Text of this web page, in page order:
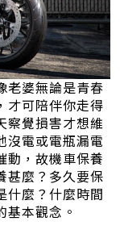
老婆無論是青春
才可陪伴你走得
察覺損害才想維
沒電或電瓶漏電
動，故機車保養
甚麼？多久要保
什麼？什麼時間
基本觀念。